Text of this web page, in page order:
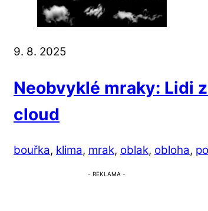
9. 8. 2025
Neobvyklé mraky: Lidi
cloud
bouřka, klima, mrak, oblak, obloha,